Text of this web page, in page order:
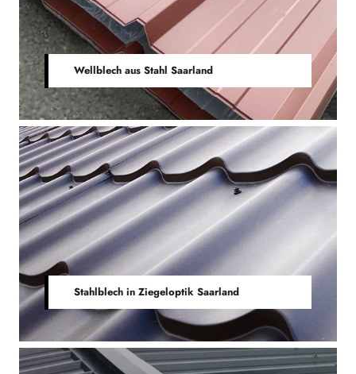
Wellblech aus Stahl Saarland
Stahlblech in Ziegeloptik Saarland